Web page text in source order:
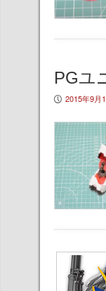
PGユ
P 2015年9月